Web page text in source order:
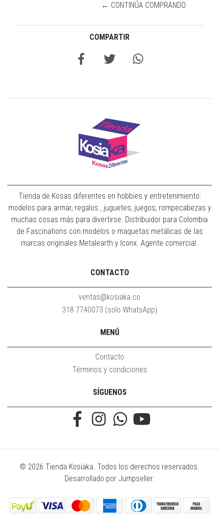
← CONTINÚA COMPRANDO
COMPARTIR
Tienda de Kosas diferentes en hobbies y entretenimiento:
modelos para armar, regalos , juguetes, juegos, rompecabezas y
muchas cosas más para divertirse. Distribuidor para Colombia
de Fascinations con modelos o maquetas metálicas de las
marcas originales Metalearth y Iconx. Agente comercial.
CONTACTO
ventas@kosiaka.co
318 7740073 (solo WhatsApp)
MENÚ
Contacto
Términos y condiciones
SÍGUENOS
© 2026 Tienda Kosiaka. Todos los derechos reservados.
Desarrollado por Jumpseller.